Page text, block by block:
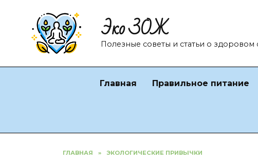
содержанию
Эко ЗОЖ
Полезные советы и статьи о
Главная Правильное питание
ГЛАВНАЯ » ЭКОЛОГИЧЕСКИЕ ПРИВЫЧКИ